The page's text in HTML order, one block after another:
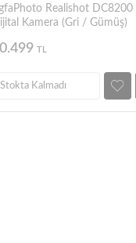
Realishot DC8200
Kamera (Gri / Gümüş)
TL
Stokta Kalmadı